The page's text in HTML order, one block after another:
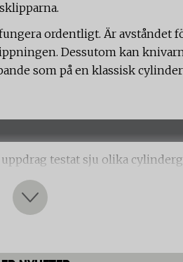
ordentligt. Är avståndet
Dessutom kan
som på en klassisk
testat sju olika
där det är ingen friktion
vilket innebär mindre friktion